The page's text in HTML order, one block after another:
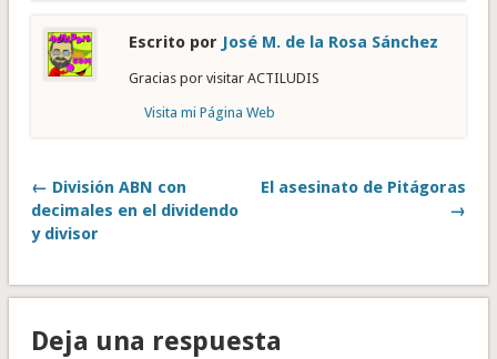
Escrito por José M. de la Rosa Sánchez
Gracias por visitar ACTILUDIS
Visita mi Página Web
← División ABN con
decimales en el dividendo
y divisor
El asesinato de Pitágoras
→
Deja una respuesta